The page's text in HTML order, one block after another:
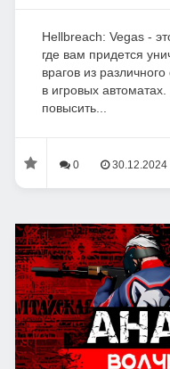
Hellbreach: Vegas -
где вам придется
врагов из
в игровых
повысить...
0 30.12.2024